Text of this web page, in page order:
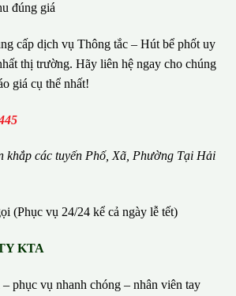
đúng giá
cấp dịch vụ Thông tắc – Hút bể phốt uy
thị trường. Hãy liên hệ ngay cho chúng
giá cụ thể nhất!
khắp các tuyến Phố, Xã, Phường Tại Hải
(Phục vụ 24/24 kể cả ngày lễ tết)
KTA
– phục vụ nhanh chóng – nhân viên tay